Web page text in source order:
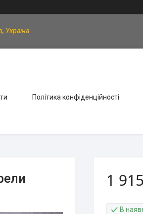
Україна
Політика конфіденційності
1
В